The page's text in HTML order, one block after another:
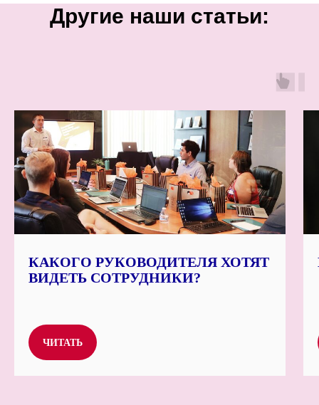
Другие наши статьи:
КАКОГО РУКОВОДИТЕЛЯ ХОТЯТ
ВИДЕТЬ СОТРУДНИКИ?
ЧИТАТЬ